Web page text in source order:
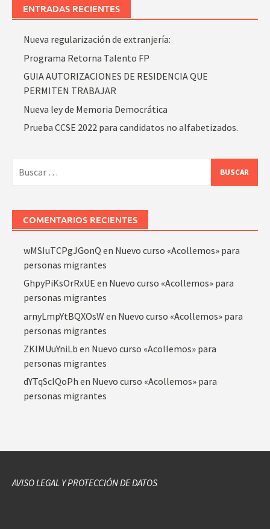
ENTRADAS RECIENTES
Nueva regularización de extranjería:
Programa Retorna Talento FP
GUIA AUTORIZACIONES DE RESIDENCIA QUE
PERMITEN TRABAJAR
Nueva ley de Memoria Democrática
Prueba CCSE 2022 para candidatos no alfabetizados.
COMENTARIOS RECIENTES
wMSIuTCPgJGonQ en Nuevo curso «Acollemos» para
personas migrantes
GhpyPiKsOrRxUE en Nuevo curso «Acollemos» para
personas migrantes
arnyLmpYtBQXOsW en Nuevo curso «Acollemos» para
personas migrantes
ZKIMUuYniLb en Nuevo curso «Acollemos» para
personas migrantes
dYTqScIQoPh en Nuevo curso «Acollemos» para
personas migrantes
AVISO LEGAL Y PROTECCIÓN DE DATOS